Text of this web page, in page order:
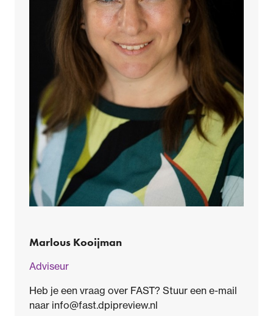
Marlous Kooijman
Adviseur
Heb je een vraag over FAST? Stuur een e-mail
naar info@fast.dpipreview.nl